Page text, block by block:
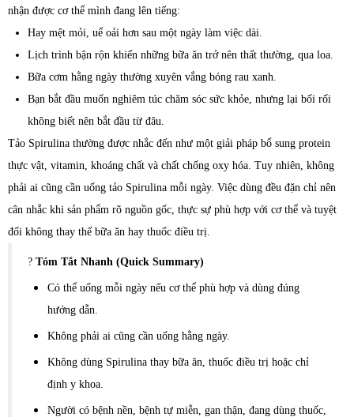
nhận được cơ thể mình đang lên tiếng:
Hay mệt mỏi, uể oải hơn sau một ngày làm việc dài.
Lịch trình bận rộn khiến những bữa ăn trở nên thất thường, qua loa.
Bữa cơm hằng ngày thường xuyên vắng bóng rau xanh.
Bạn bắt đầu muốn nghiêm túc chăm sóc sức khỏe, nhưng lại bối rối
không biết nên bắt đầu từ đâu.
Tảo Spirulina thường được nhắc đến như một giải pháp bổ sung protein
thực vật, vitamin, khoáng chất và chất chống oxy hóa. Tuy nhiên, không
phải ai cũng cần uống tảo Spirulina mỗi ngày. Việc dùng đều đặn chỉ nên
cân nhắc khi sản phẩm rõ nguồn gốc, thực sự phù hợp với cơ thể và tuyệt
đối không thay thế bữa ăn hay thuốc điều trị.
? Tóm Tắt Nhanh (Quick Summary)
Có thể uống mỗi ngày nếu cơ thể phù hợp và dùng đúng
hướng dẫn.
Không phải ai cũng cần uống hằng ngày.
Không dùng Spirulina thay bữa ăn, thuốc điều trị hoặc chỉ
định y khoa.
Người có bệnh nền, bệnh tự miễn, gan thận, đang dùng thuốc,